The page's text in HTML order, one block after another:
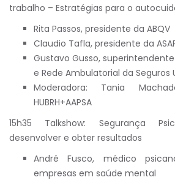
trabalho – Estratégias para o
Rita Passos, presidente da ABQV
Claudio Tafla, presidente da
Gustavo Gusso,
e Rede Ambulatorial da Seguros
Moderadora: Tania
HUBRH+AAPSA
15h35 Talkshow: Segurança
desenvolver e obter resultados
André Fusco, médico
empresas em saúde mental